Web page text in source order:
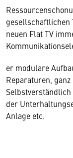
gesellschaftlichen
neuen Flat TV
er modulare
Reparaturen,
der
Anlage etc.